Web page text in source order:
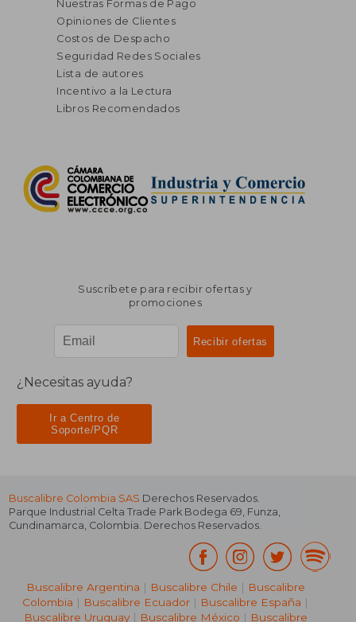
Nuestras Formas de Pago
Opiniones de Clientes
Costos de Despacho
Seguridad Redes Sociales
Lista de autores
Incentivo a la Lectura
Libros Recomendados
Suscríbete para recibir ofertas y
promociones
¿Necesitas ayuda?
Ir a Centro de
Soporte/PQR
Buscalibre Colombia SAS Derechos Reservados.
Parque Industrial Celta Trade Park Bodega 69 Funza
Cundinamarca Colombia . Derechos Reservados.
Buscalibre Argentina | Buscalibre Chile | Buscalibre
Colombia | Buscalibre Ecuador | Buscalibre España |
Buscalibre Uruguay| Buscalibre México | Buscalibre